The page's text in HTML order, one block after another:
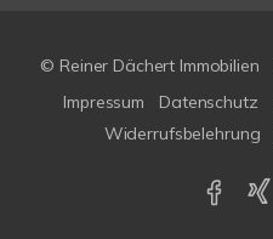
© Reiner Dächert Immobilien
Impressum
Datenschutz
Widerrufsbelehrung